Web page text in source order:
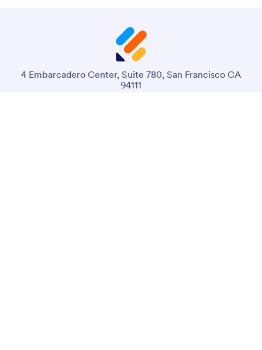
4 Embarcadero Center, Suite 780, San Francisco CA
94111